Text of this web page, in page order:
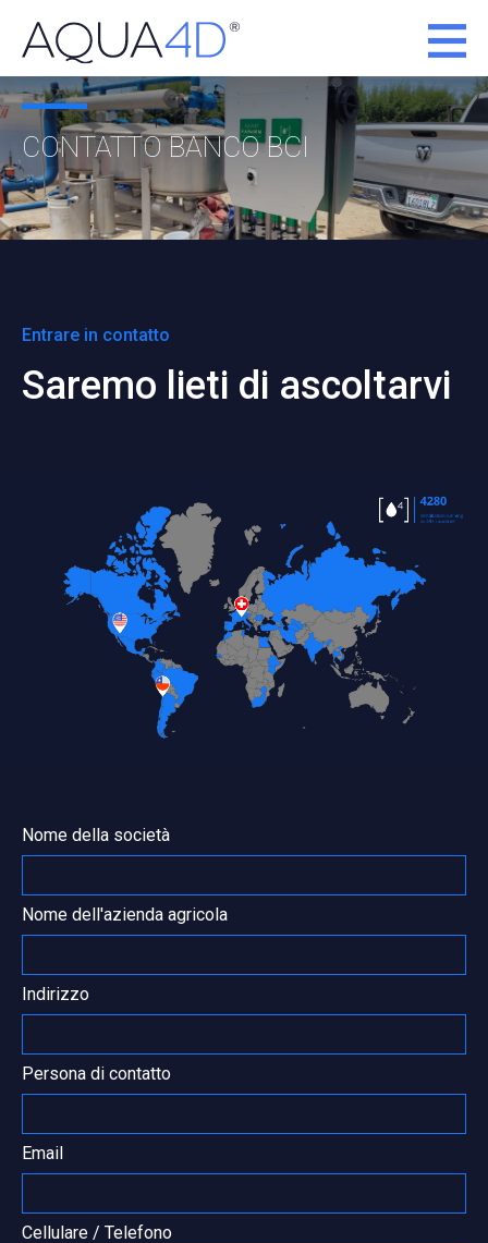
CONTATTO BANCO BCI
Entrare in contatto
Saremo lieti di ascoltarvi
Nome della società
Nome dell'azienda agricola
Indirizzo
Persona di contatto
Email
Cellulare / Telefono